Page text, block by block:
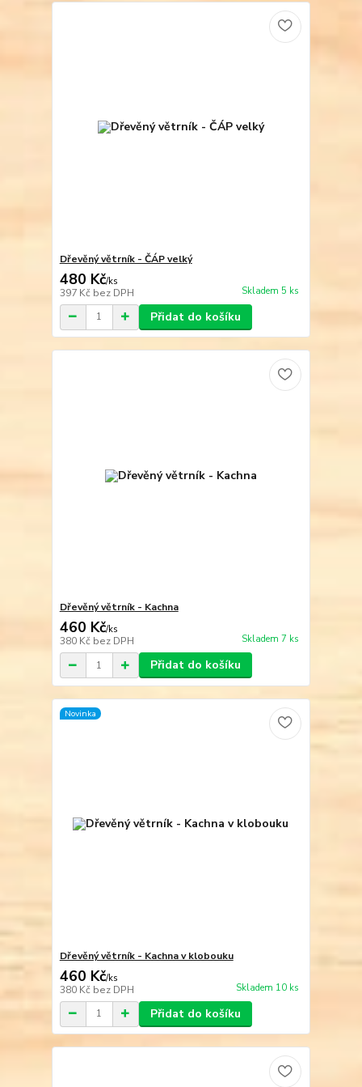
Dřevěný větrník - ČÁP velký
480 Kč/ks
397 Kč bez DPH Skladem 5 ks
Přidat do košíku
Dřevěný větrník - Kachna
460 Kč/ks
380 Kč bez DPH Skladem 7 ks
Přidat do košíku
Novinka
Dřevěný větrník - Kachna v klobouku
460 Kč/ks
380 Kč bez DPH Skladem 10 ks
Přidat do košíku